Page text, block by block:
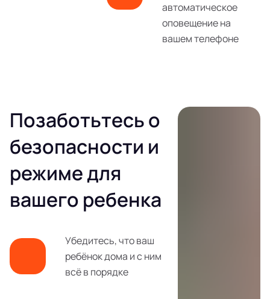
автоматическое
оповещение на
вашем телефоне
Позаботьтесь о
безопасности и
режиме для
вашего ребенка
Убедитесь, что ваш
ребёнок дома и с ним
всё в порядке